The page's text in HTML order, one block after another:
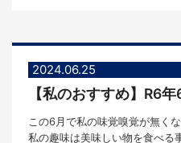
2024.06.25
【私のおすすめ】R6
この6月で私の味覚嗅覚が無く
私の趣味は美味しい物を食べる